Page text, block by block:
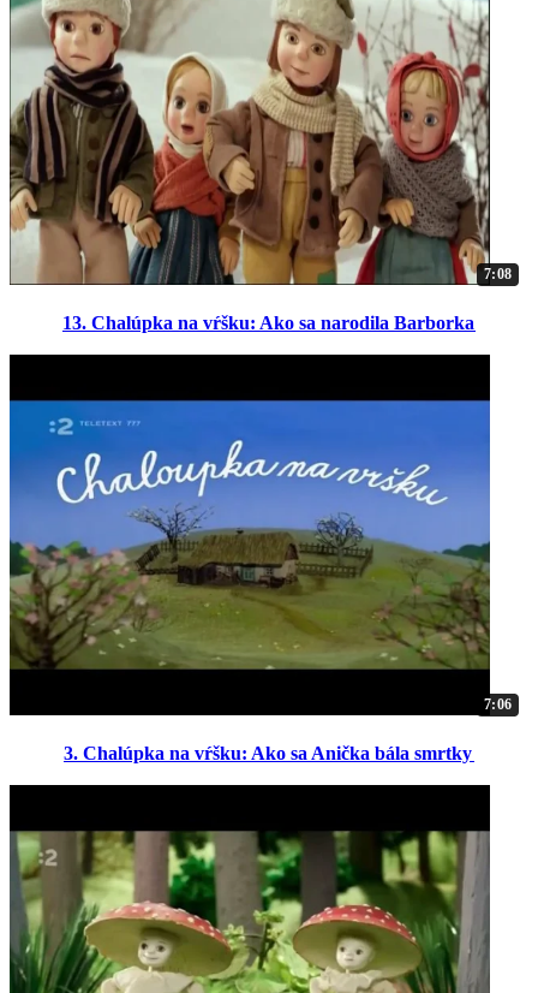
7:08
13. Chalúpka na vŕšku: Ako sa narodila Barborka
7:06
3. Chalúpka na vŕšku: Ako sa Anička bála smrtky